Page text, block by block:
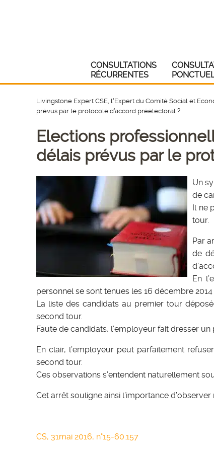
CONSULTATIONS
RÉCURRENTES
Livingstone Expert CSE, l'Expert du Comité Social et
prévus par le protocole d’accord préélectoral ?
Elections
délais prévus par le
Un
de
Il ne
tour.
Par
de
En
personnel se sont tenues les 16 décembre
La liste des candidats au premier tour
second tour.
Faute de candidats, l’employeur fait dresser
En clair, l’employeur peut parfaitement
second tour.
Ces observations s’entendent naturellement
Cet arrêt souligne ainsi l’importance
CS, 31mai 2016, n°15-60.157